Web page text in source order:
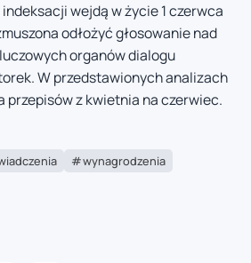
wejdą w życie 1 czerwca
odłożyć głosowanie nad
organów dialogu
W przedstawionych analizach
przepisów z kwietnia na czerwiec.
wynagrodzenia